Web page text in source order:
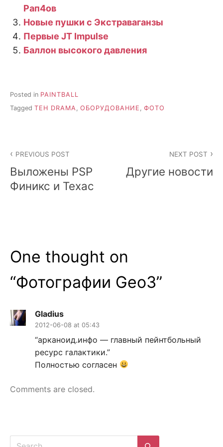
Рап4ов
Новые пушки с Экстраваганзы
Первые JT Impulse
Баллон высокого давления
Posted in PAINTBALL
Tagged TEH DRAMA ОБОРУДОВАНИЕ ФОТО
navigation
PREVIOUS POST
Выложены PSP
Финикс и Техас
NEXT POST
Другие новости
One thought on
“Фотографии Geo3”
Gladius
2012-06-08 at 05:43
“арканоид.инфо — главный пейнтбольный
ресурс галактики.”
Полностью согласен
Comments are closed.
Search